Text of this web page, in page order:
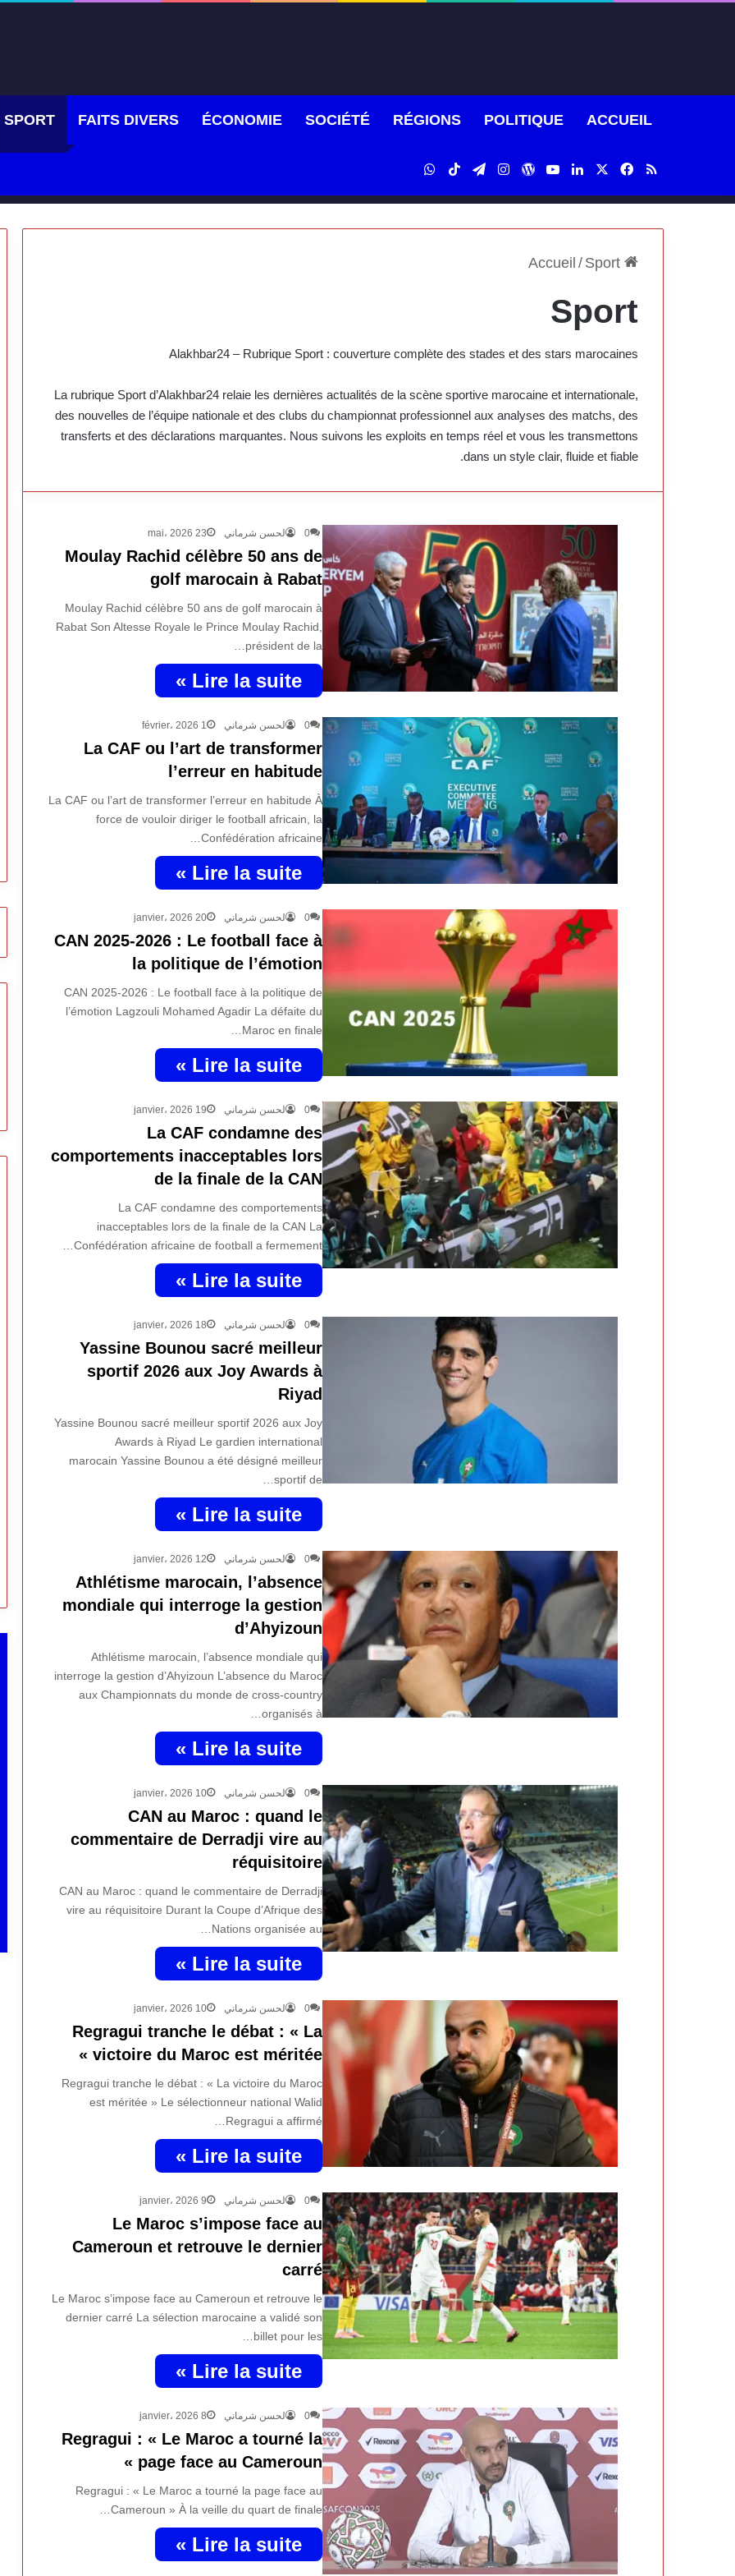
ACCUEIL
POLITIQUE
RÉGIONS
SOCIÉTÉ
ÉCONOMIE
FAITS DIVERS
SPORT
RSS
Facebook
Linkedin
YouTube
WordPress
Instagram
Telegram
TikTok
WhatsApp
/ Sport
Sport
Alakhbar24 – Rubrique Sport : couverture complète des stades et des stars marocaines
La rubrique Sport d’Alakhbar24 relaie les dernières actualités de la scène sportive marocaine et internationale,
des nouvelles de l’équipe nationale et des clubs du championnat professionnel aux analyses des matchs, des
transferts et des déclarations marquantes. Nous suivons les exploits en temps réel et vous les transmettons
dans un style clair, fluide et fiable.
لحسن شرماني 23 mai، 2026 0
Moulay Rachid célèbre 50 ans de
golf marocain à Rabat
Moulay Rachid célèbre 50 ans de golf marocain à
Rabat Son Altesse Royale le Prince Moulay Rachid,
président de la…
Lire la suite »
لحسن شرماني 1 février، 2026 0
La CAF ou l’art de transformer
l’erreur en habitude
La CAF ou l’art de transformer l’erreur en habitude À
force de vouloir diriger le football africain, la
Confédération africaine…
Lire la suite »
لحسن شرماني 20 janvier، 2026 0
CAN 2025-2026 : Le football face à
la politique de l’émotion
CAN 2025-2026 : Le football face à la politique de
l’émotion Lagzouli Mohamed Agadir La défaite du
Maroc en finale…
Lire la suite »
لحسن شرماني 19 janvier، 2026 0
La CAF condamne des
comportements inacceptables lors
de la finale de la CAN
La CAF condamne des comportements
inacceptables lors de la finale de la CAN La
Confédération africaine de football a fermement…
Lire la suite »
لحسن شرماني 18 janvier، 2026 0
Yassine Bounou sacré meilleur
sportif 2026 aux Joy Awards à
Riyad
Yassine Bounou sacré meilleur sportif 2026 aux Joy
Awards à Riyad Le gardien international
marocain Yassine Bounou a été désigné meilleur
sportif de…
Lire la suite »
لحسن شرماني 12 janvier، 2026 0
Athlétisme marocain, l’absence
mondiale qui interroge la gestion
d’Ahyizoun
Athlétisme marocain, l’absence mondiale qui
interroge la gestion d’Ahyizoun L’absence du Maroc
aux Championnats du monde de cross-country
organisés à…
Lire la suite »
لحسن شرماني 10 janvier، 2026 0
CAN au Maroc : quand le
commentaire de Derradji vire au
réquisitoire
CAN au Maroc : quand le commentaire de Derradji
vire au réquisitoire Durant la Coupe d’Afrique des
Nations organisée au…
Lire la suite »
لحسن شرماني 10 janvier، 2026 0
Regragui tranche le débat : « La
victoire du Maroc est méritée »
Regragui tranche le débat : « La victoire du Maroc
est méritée » Le sélectionneur national Walid
Regragui a affirmé…
Lire la suite »
لحسن شرماني 9 janvier، 2026 0
Le Maroc s’impose face au
Cameroun et retrouve le dernier
carré
Le Maroc s’impose face au Cameroun et retrouve le
dernier carré La sélection marocaine a validé son
billet pour les…
Lire la suite »
لحسن شرماني 8 janvier، 2026 0
Regragui : « Le Maroc a tourné la
page face au Cameroun »
Regragui : « Le Maroc a tourné la page face au
Cameroun » À la veille du quart de finale…
Lire la suite »